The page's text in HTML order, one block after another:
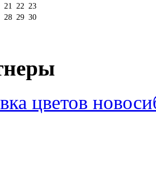
21 22 23
28 29 30
цветов